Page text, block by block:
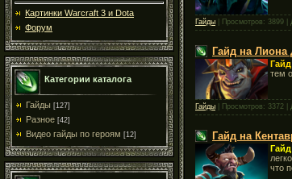
Картинки Warcraft 3 и Dota
Форум
Категории каталога
Гайды [127]
Разное [42]
Видео гайды по героям [12]
Гайды | Просмотров: 3899 |
Гайд на Лиона
тем
Гайды | Просмотров: 3372 |
Гайд на
что